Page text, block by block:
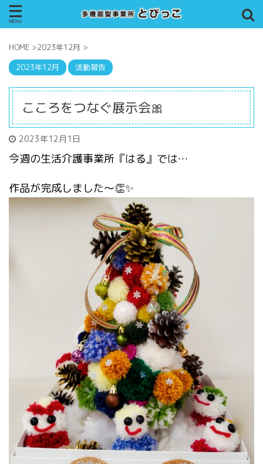
HOME >2023年12月 >
2023年12月
活動報告
こころをつなぐ展示会🎀
2023年12月1日
今週の生活介護事業所『はる』では…
作品が完成しました〜👏✨